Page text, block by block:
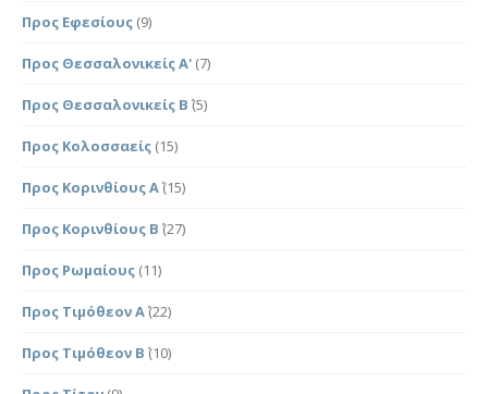
Προς Εφεσίους (9)
Προς Θεσσαλονικείς Α' (7)
Προς Θεσσαλονικείς Β΄ (5)
Προς Κολοσσαείς (15)
Προς Κορινθίους Α΄(15)
Προς Κορινθίους Β΄ (27)
Προς Ρωμαίους (11)
Προς Τιμόθεον Α΄(22)
Προς Τιμόθεον Β΄ (10)